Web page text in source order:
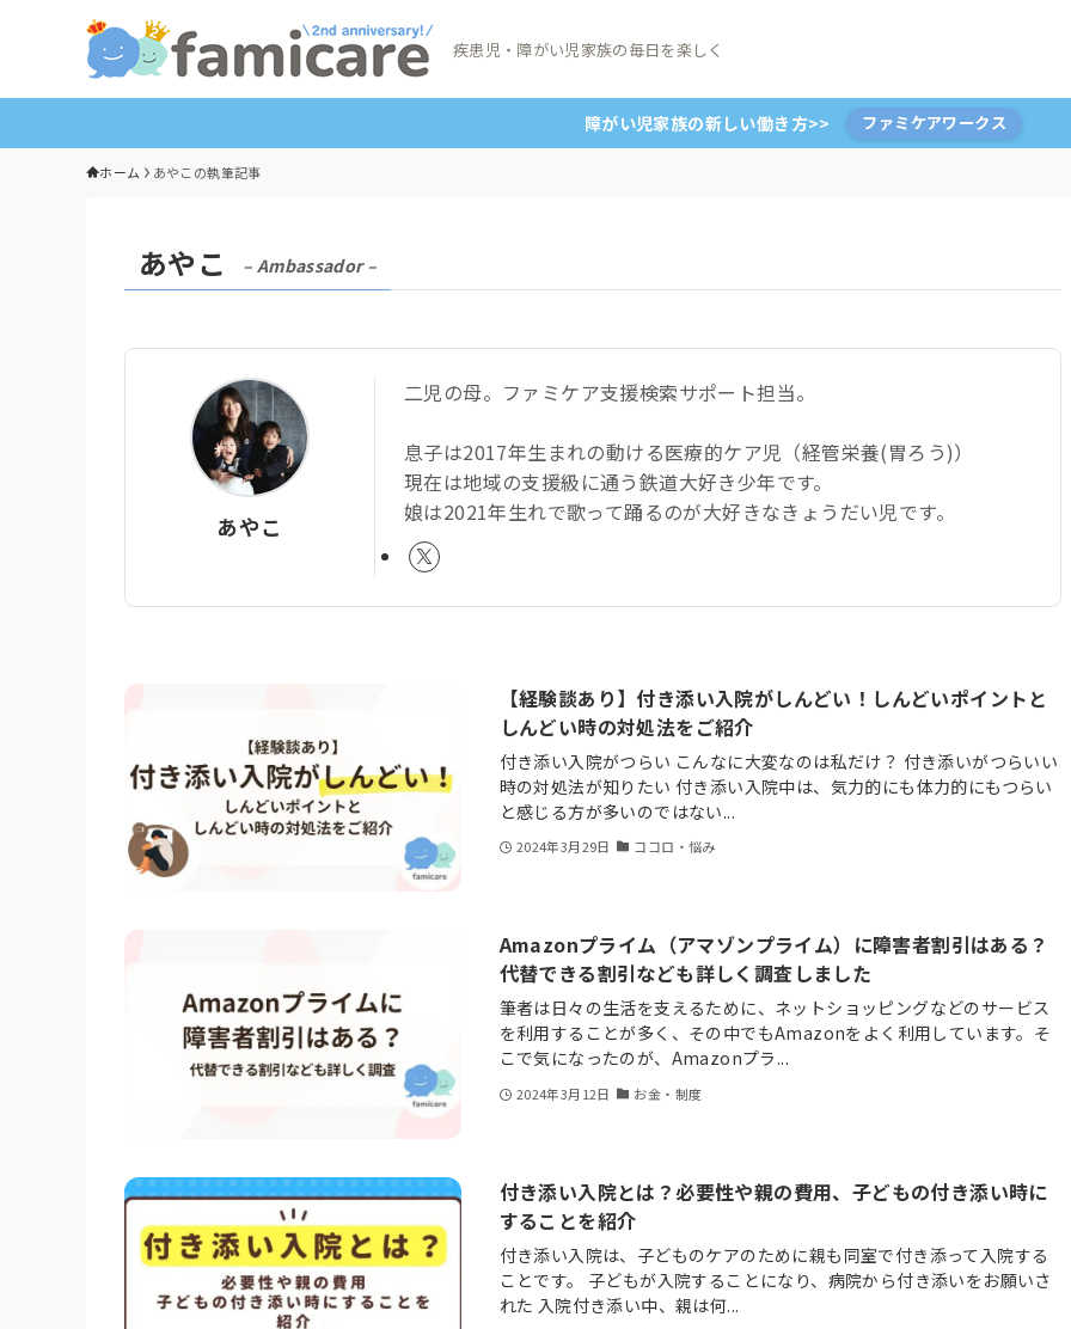
疾患児・障がい児家族の毎日を楽しく
障がい児家族の新しい働き方>> ファミケアワークス
ホーム あやこの執筆記事
あやこ – Ambassador –
あやこ
二児の母。ファミケア支援検索サポート担当。
息子は2017年生まれの動ける医療的ケア児（経管栄養(胃ろう)）
現在は地域の支援級に通う鉄道大好き少年です。
娘は2021年生れで歌って踊るのが大好きなきょうだい児です。
【経験談あり】付き添い入院がしんどい！しんどいポイントと
しんどい時の対処法をご紹介
付き添い入院がつらい こんなに大変なのは私だけ？ 付き添いがつらいい
時の対処法が知りたい 付き添い入院中は、気力的にも体力的にもつらい
と感じる方が多いのではない...
2024年3月29日 ココロ・悩み
Amazonプライム（アマゾンプライム）に障害者割引はある？
代替できる割引なども詳しく調査しました
筆者は日々の生活を支えるために、ネットショッピングなどのサービス
を利用することが多く、その中でもAmazonをよく利用しています。そ
こで気になったのが、Amazonプラ...
2024年3月12日 お金・制度
付き添い入院とは？必要性や親の費用、子どもの付き添い時に
することを紹介
付き添い入院は、子どものケアのために親も同室で付き添って入院する
ことです。 子どもが入院することになり、病院から付き添いをお願いさ
れた 入院付き添い中、親は何...